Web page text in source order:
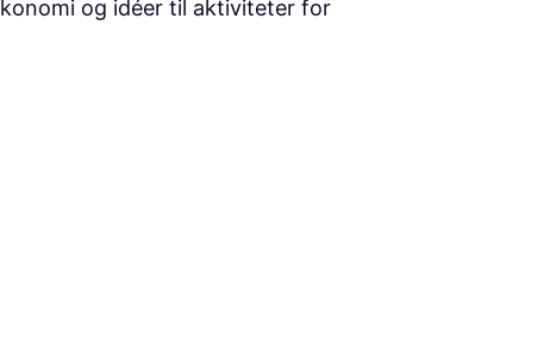
og idéer til aktiviteter for